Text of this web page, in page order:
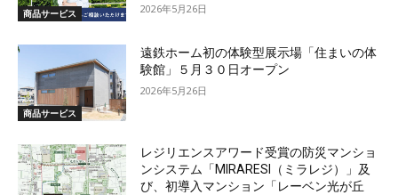
商品サービス 2026年5月26日
商品サービス
遠鉄ホーム初の体験型展示場「住まいの体
験館」５月３０日オープン
2026年5月26日
レジリエンスアワード受賞の防災マンショ
ンシステム「MIRARESI（ミラレジ）」及
び、初導入マンション「レーベン光が丘